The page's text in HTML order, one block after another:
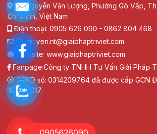
72 Nguyễn Văn Lượng, Phường Gò Vấp,
Chí Minh, Việt Nam
Điện thoại: 0905 626 090 - 0862 804 468
Email: yen.nt@giaiphaptriviet.com
Website: www.giaiphaptriviet.com
Fanpage:Công ty TNHH Tư Vấn Giải Pháp
GPKD số: 0314209764 đã được cấp GCN
18/01/2017